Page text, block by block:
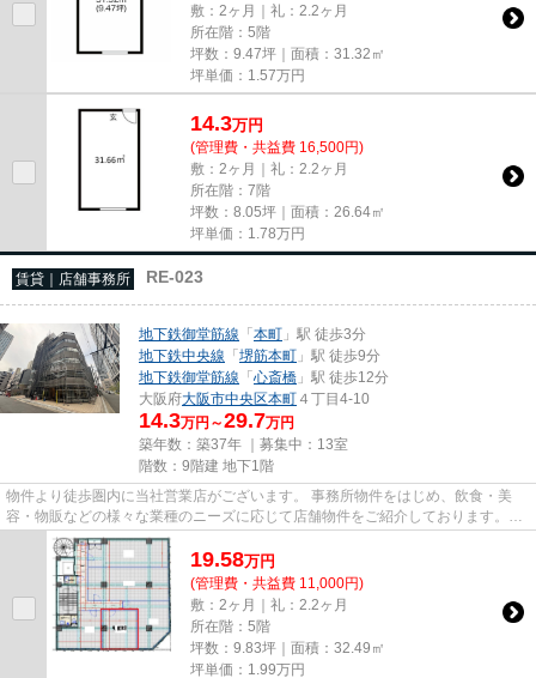
敷：2ヶ月｜礼：2.2ヶ月
所在階：5階
坪数：9.47坪｜面積：31.32㎡
坪単価： 1.57万円
14.3万円
(管理費・共益費 16,500円)
敷：2ヶ月｜礼：2.2ヶ月
所在階：7階
坪数：8.05坪｜面積：26.64㎡
坪単価： 1.78万円
賃貸｜店舗事務所 RE-023
地下鉄御堂筋線 「本町 」駅 徒歩3分
地下鉄中央線 「堺筋本町 」駅 徒歩9分
地下鉄御堂筋線 「心斎橋 」駅 徒歩12分
大阪府大阪市中央区本町 ４丁目4-10
14.3万円～29.7万円
築年数：築37年 ｜募集中： 13室
階数：9階建 地下1階
物件より徒歩圏内に当社営業店がございます。 事務所物件をはじめ、飲食・美
容・物販などの様々な業種のニーズに応じて店舗物件をご紹介しております。
尚、弊社ではおとり広告は一切...
19.58万円
(管理費・共益費 11,000円)
敷：2ヶ月｜礼：2.2ヶ月
所在階：5階
坪数：9.83坪｜面積：32.49㎡
坪単価： 1.99万円